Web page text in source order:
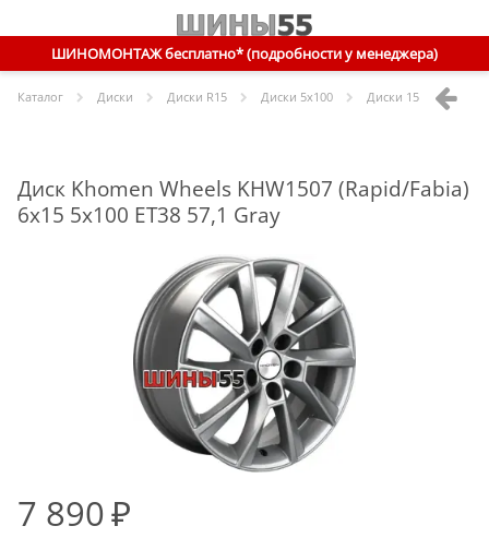
ШИНОМОНТАЖ бесплатно* (подробности у менеджера)
Каталог Диски Диски R15 Диски 5x100 Диски 15 5x100 ET38
Диск Khomen Wheels KHW1507 (Rapid/Fabia)
6x15 5x100 ET38 57,1 Gray
7 890